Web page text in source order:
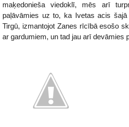
maķedonieša viedoklī, mēs arī
paļāvāmies uz to, ka Ivetas acis
Tirgū, izmantojot Zanes rīcībā esošo
ar gardumiem, un tad jau arī devāmies